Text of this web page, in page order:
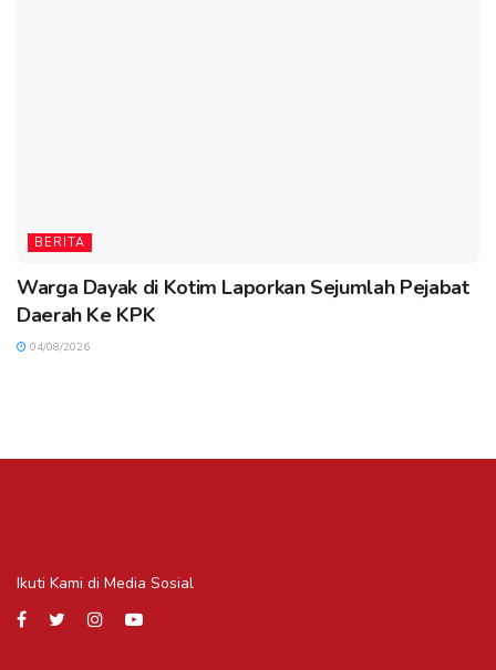
BERITA
Warga Dayak di Kotim Laporkan Sejumlah Pejabat
Daerah Ke KPK
04/08/2026
Ikuti Kami di Media Sosial